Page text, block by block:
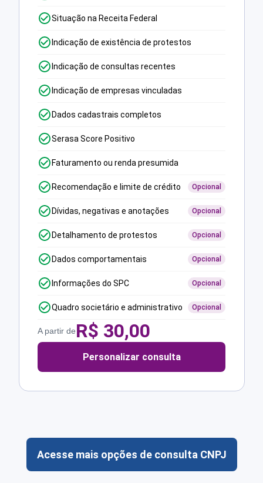
Situação na Receita Federal
Indicação de existência de protestos
Indicação de consultas recentes
Indicação de empresas vinculadas
Dados cadastrais completos
Serasa Score Positivo
Faturamento ou renda presumida
Recomendação e limite de crédito Opcional
Dívidas, negativas e anotações Opcional
Detalhamento de protestos Opcional
Dados comportamentais Opcional
Informações do SPC Opcional
Quadro societário e administrativo Opcional
A partir deR$ 30,00
Personalizar consulta
Acesse mais opções de consulta CNPJ